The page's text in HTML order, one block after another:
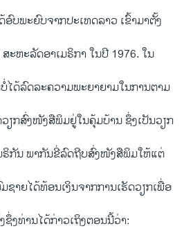
ບພະຍົບຈາກປະເທດລາວ ເຂົ້າມາຕັ້ງ
ະຫະລັດອາເມຣິກາ ໃນປີ 1976. ໃນ
ໄດ້ລົດລະຄວາມພະຍາຍາມໃນການຕາມ
ຽກສົ່ງໜັງສືພິມຢູ່ໃນຄຸ້ມບ້ານ ຊຶ່ງເປັນວຽກ
ຣິກັນ ພາກັນຂີ່ລົດຖີບສົ່ງໜັງສືພິມໃຫ້ແຕ່
ຊາຍໄດ້ທ້ອນເງິນຈາກການເຮັດວຽກເພື່ອ
ງທ່ານໄດ້ກ່າວເຖິງຕອນນີ້ວ່າ: